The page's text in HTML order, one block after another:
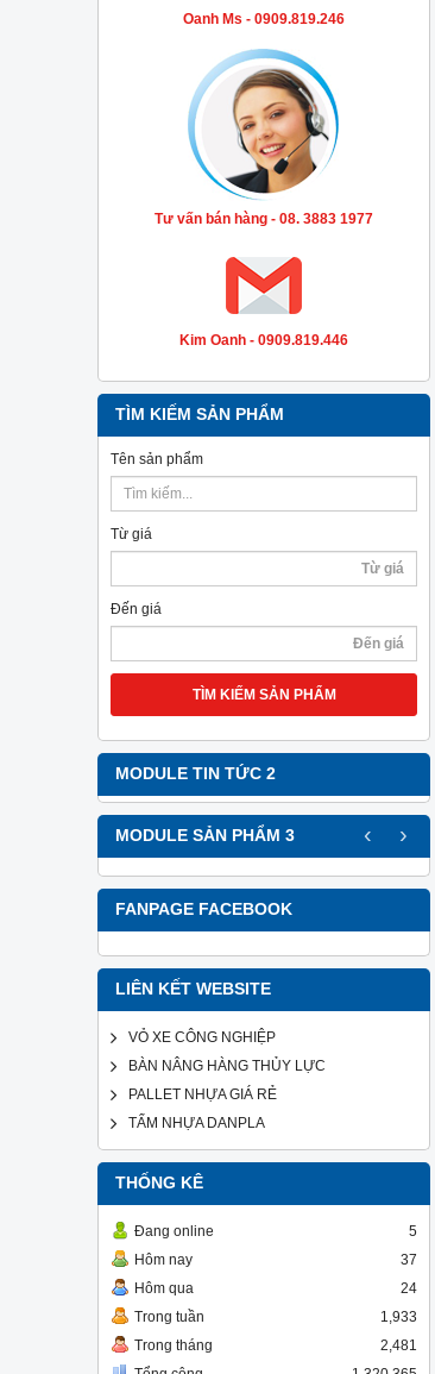
Oanh Ms - 0909.819.246
Tư vấn bán hàng - 08. 3883 1977
Kim Oanh - 0909.819.446
TÌM KIẾM SẢN PHẨM
Tên sản phẩm
Từ giá
Đến giá
TÌM KIẾM SẢN PHẨM
MODULE TIN TỨC 2
MODULE SẢN PHẨM 3 ‹ ›
FANPAGE FACEBOOK
LIÊN KẾT WEBSITE
VỎ XE CÔNG NGHIỆP
BÀN NÂNG HÀNG THỦY LỰC
PALLET NHỰA GIÁ RẺ
TẤM NHỰA DANPLA
THỐNG KÊ
Đang online
5
Hôm nay
37
Hôm qua
24
Trong tuần
1,933
Trong tháng
2,481